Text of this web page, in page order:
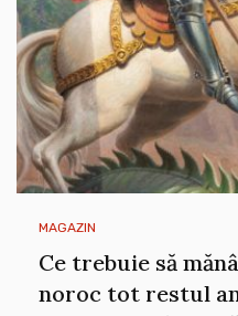
MAGAZIN
Ce trebuie să
noroc tot restul